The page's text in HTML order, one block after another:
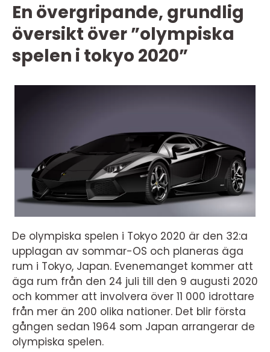
En övergripande, grundlig
översikt över ”olympiska
spelen i tokyo 2020”
De olympiska spelen i Tokyo 2020 är den 32:a
upplagan av sommar-OS och planeras äga
rum i Tokyo, Japan. Evenemanget kommer att
äga rum från den 24 juli till den 9 augusti 2020
och kommer att involvera över 11 000 idrottare
från mer än 200 olika nationer. Det blir första
gången sedan 1964 som Japan arrangerar de
olympiska spelen.